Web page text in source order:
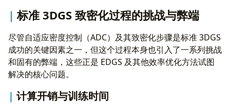
标准 3DGS 致密化过程的挑战与弊端
尽管自适应密度控制（ADC）及其致密化步骤是标准 3DGS
成功的关键因素之一，但这个过程本身也引入了一系列挑战
和固有的弊端，这些正是 EDGS 及其他效率优化方法试图
解决的核心问题。
计算开销与训练时间